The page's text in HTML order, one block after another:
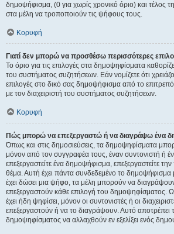
δημοψήφισμα, (0 για χωρίς χρονικό όριο) και τέλος
στα μέλη να τροποποιούν τις ψήφους τους.
Κορυφή
Γιατί δεν μπορώ να προσθέσω περισσότερες
Το όριο για τις επιλογές στα δημοψηφίσματα
του συστήματος συζητήσεων. Εάν νομίζετε ότι
επιλογές στο δικό σας δημοψήφισμα από το
με τον διαχειριστή του συστήματος συζητήσεων.
Κορυφή
Πώς μπορώ να επεξεργαστώ ή να διαγράψω ένα
Όπως και στις δημοσιεύσεις, τα δημοψηφίσματα
μόνον από τον συγγραφέα τους, έναν συντονιστή ή
επεξεργαστείτε ένα δημοψήφισμα, επεξεργαστείτε
θέμα. Αυτή έχει πάντα συνδεδεμένο το δημοψήφισμα
έχει δώσει μια ψήφο, τα μέλη μπορούν να
επεξεργαστούν κάθε επιλογή του δημοψηφίσματος.
έχει ήδη ψηφίσει, μόνον οι συντονιστές ή οι
επεξεργαστούν ή να το διαγράψουν. Αυτό αποτρέπει
δημοψηφίσματος να αλλαχθούν εν εξελίξει ενός